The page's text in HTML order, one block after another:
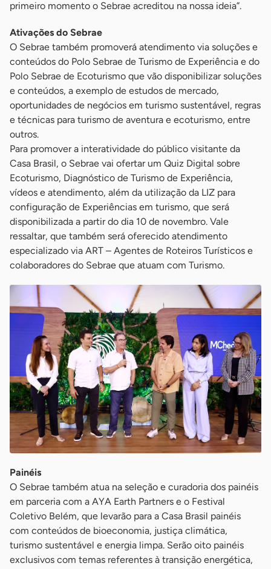
primeiro momento o Sebrae acreditou na nossa ideia”.
Ativações do Sebrae
O Sebrae também promoverá atendimento via soluções e
conteúdos do Polo Sebrae de Turismo de Experiência e do
Polo Sebrae de Ecoturismo que vão disponibilizar soluções
e conteúdos, a exemplo de estudos de mercado,
oportunidades de negócios em turismo sustentável, regras
e técnicas para turismo de aventura e ecoturismo, entre
outros.
Para promover a interatividade do público visitante da
Casa Brasil, o Sebrae vai ofertar um Quiz Digital sobre
Ecoturismo, Diagnóstico de Turismo de Experiência,
vídeos e atendimento, além da utilização da LIZ para
configuração de Experiências em turismo, que será
disponibilizada a partir do dia 10 de novembro. Vale
ressaltar, que também será oferecido atendimento
especializado via ART – Agentes de Roteiros Turísticos e
colaboradores do Sebrae que atuam com Turismo.
Painéis
O Sebrae também atua na seleção e curadoria dos painéis
em parceria com a AYA Earth Partners e o Festival
Coletivo Belém, que levarão para a Casa Brasil painéis
com conteúdos de bioeconomia, justiça climática,
turismo sustentável e energia limpa. Serão oito painéis
exclusivos com temas referentes à transição energética,